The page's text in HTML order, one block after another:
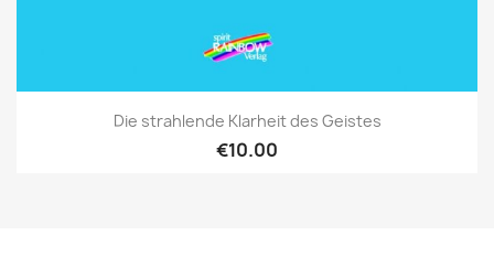
Die strahlende Klarheit des Geistes
€10.00